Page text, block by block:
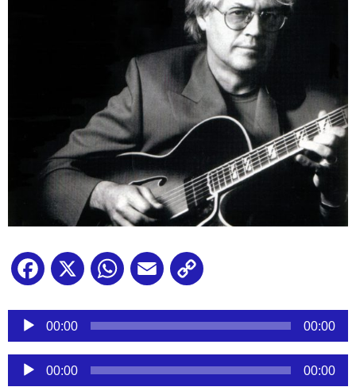
Facebook
X WhatsApp
Email
Reproductor
audio
00:00 00:00
Reproductor
de
00:00 00:00